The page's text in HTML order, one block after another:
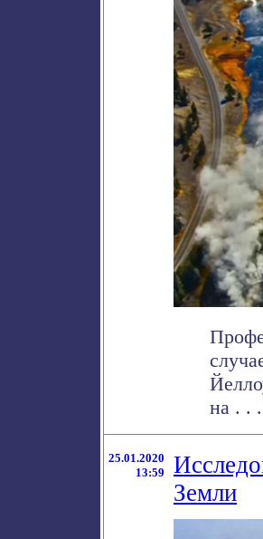
на . . .
25.01.2020
13:59
Земли